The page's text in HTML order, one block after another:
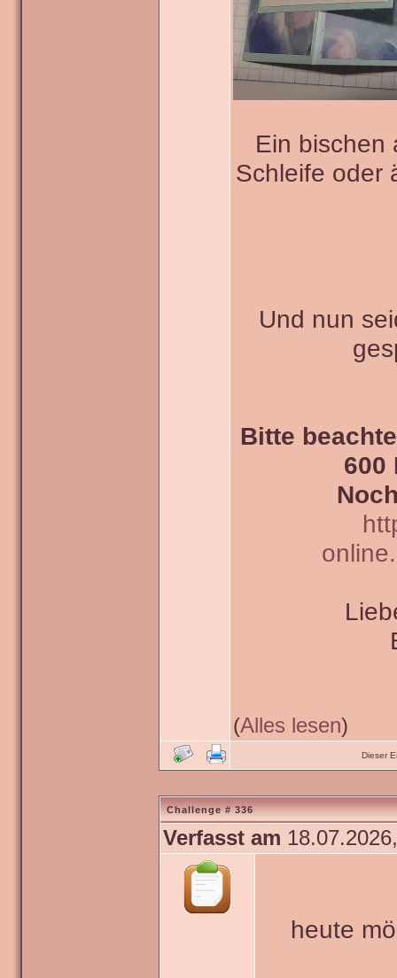
Ein bischen
Schleife oder
Und nun
Bitte
600
(Alles lesen)
Dieser
Challenge # 336
Verfasst am
heute